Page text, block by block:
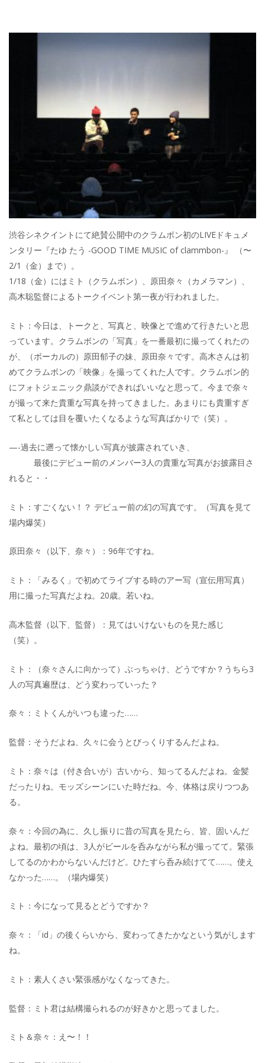
渋谷シネクイントにて絶賛公開中のクラムボン初のLIVEドキュメ
ンタリー『たゆ たう -GOOD TIME MUSIC of clammbon-』 （〜
2/1（金）まで）。
1/18（金）にはミト（クラムボン）、原田奈々（カメラマン）、
高木聡監督によるトークイベント第一夜が行われました。
ミト：今日は、トークと、写真と、映像とで進めて行きたいと思
っています。クラムボンの「写真」を一番最初に撮ってくれたの
が、（ボーカルの）原田郁子の妹、原田奈々です。高木さんは初
めてクラムボンの「映像」を撮ってくれた人です。クラムボン的
にフォトジェニック鼎談ができればいいなと思って。今まで奈々
が撮って来た貴重な写真を持ってきました。あまりにも貴重すぎ
て私としては目を覆いたくなるような写真ばかりで（笑）。
—-過去に遡って懐かしい写真が披露されていき、
最後にデビュー前のメンバー3人の貴重な写真がお披露目さ
れると・・
ミト：すごくない！？ デビュー前の幻の写真です。（写真を見て
場内爆笑）
原田奈々（以下、奈々）：96年ですね。
ミト：「みるく」で初めてライブする時のアー写（宣伝用写真）
用に撮った写真だよね。20歳。若いね。
高木監督（以下、監督）：見てはいけないものを見た感じ
（笑）。
ミト：（奈々さんに向かって）ぶっちゃけ、どうですか？うちら3
人の写真遍歴は、どう変わっていった？
奈々：ミトくんがいつも違った……
監督：そうだよね、久々に会うとびっくりするんだよね。
ミト：奈々は（付き合いが）古いから、知ってるんだよね。金髪
だったりね。モッズシーンにいた時だね。今、体格は戻りつつあ
る。
奈々：今回の為に、久し振りに昔の写真を見たら、皆、固いんだ
よね。最初の頃は、3人がビールを呑みながら私が撮ってて。緊張
してるのかわからないんだけど。ひたすら呑み続けてて……。使え
なかった……。（場内爆笑）
ミト：今になって見るとどうですか？
奈々：「id」の後くらいから、変わってきたかなという気がします
ね。
ミト：素人くさい緊張感がなくなってきた。
監督：ミト君は結構撮られるのが好きかと思ってました。
ミト＆奈々：え〜！！